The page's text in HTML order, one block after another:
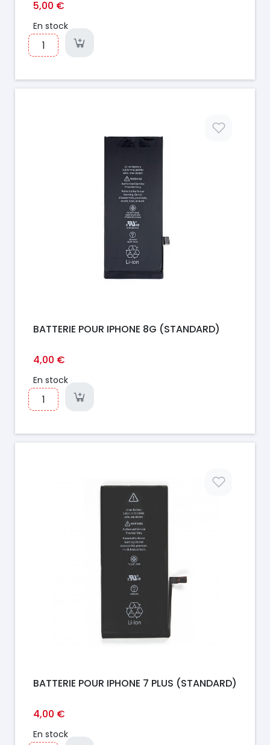
5,00 €
En stock
BATTERIE POUR IPHONE 8G (STANDARD)
4,00 €
En stock
BATTERIE POUR IPHONE 7 PLUS (STANDARD)
4,00 €
En stock